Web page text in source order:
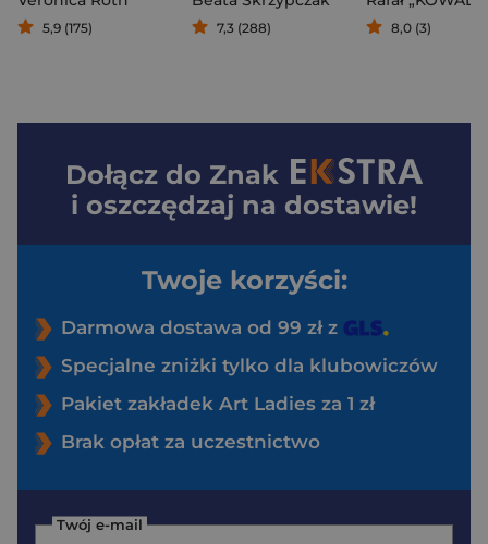
5,9 (175) 7,3 (288) 8,0 (3)
Dołącz do Znak
i oszczędzaj na dostawie!
Twoje korzyści:
Darmowa dostawa od 99 zł z
Specjalne zniżki tylko dla klubowiczów
Pakiet zakładek Art Ladies za 1 zł
Brak opłat za uczestnictwo
Twój e-mail